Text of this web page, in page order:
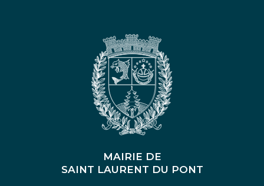
MAIRIE DE
SAINT LAURENT DU PONT